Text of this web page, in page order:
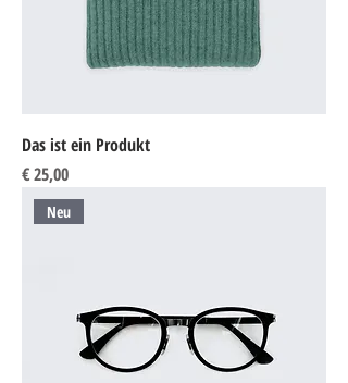
Das ist ein Produkt
Preis
€ 25,00
Neu